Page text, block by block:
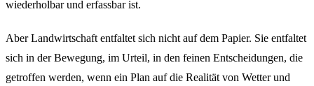
wiederholbar und erfassbar ist.
Aber Landwirtschaft entfaltet sich nicht auf dem Papier. Sie entfaltet
sich in der Bewegung, im Urteil, in den feinen Entscheidungen, die
getroffen werden, wenn ein Plan auf die Realität von Wetter und